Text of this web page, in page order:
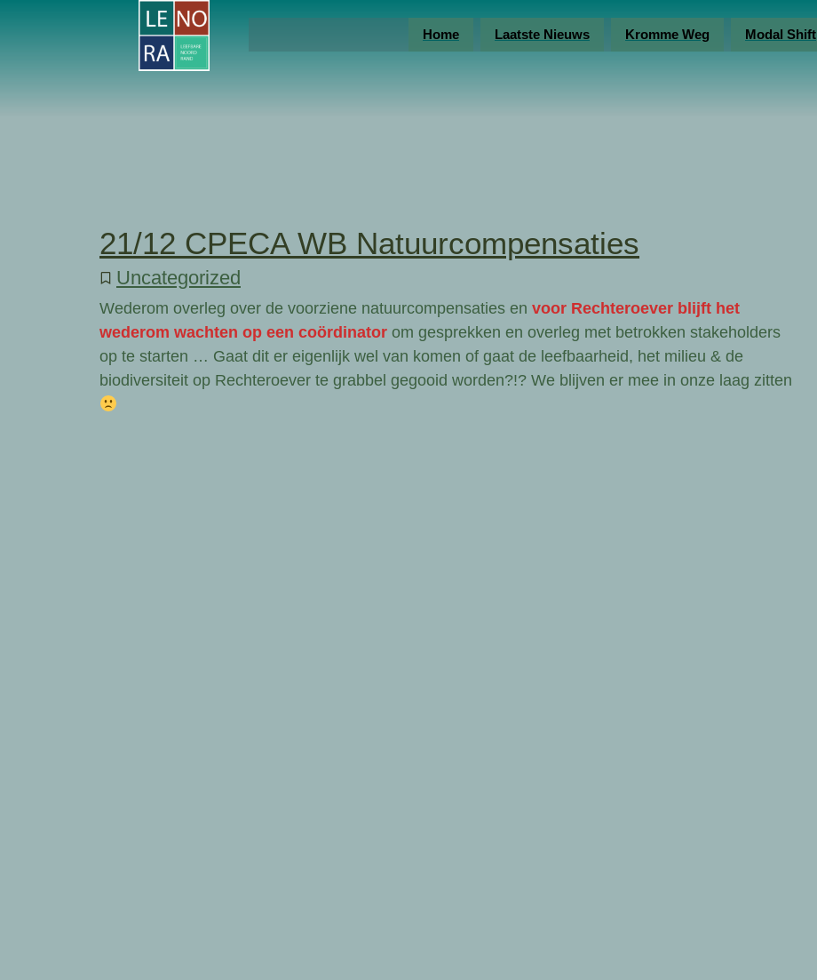
Home Laatste Nieuws Kromme Weg Modal Shift
21/12 CPECA WB Natuurcompensaties
Uncategorized
Wederom overleg over de voorziene natuurcompensaties en voor Rechteroever blijft het
wederom wachten op een coördinator om gesprekken en overleg met betrokken stakeholders
op te starten … Gaat dit er eigenlijk wel van komen of gaat de leefbaarheid, het milieu & de
biodiversiteit op Rechteroever te grabbel gegooid worden?!? We blijven er mee in onze laag zitten